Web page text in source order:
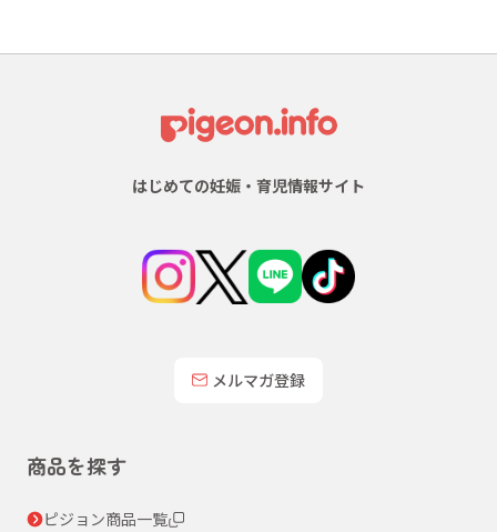
はじめての妊娠・育児情報サイト
メルマガ登録
商品を探す
ピジョン商品一覧